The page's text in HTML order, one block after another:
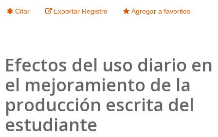
Citar Exportar Registro Agregar a favoritos
Efectos del uso diario en
el mejoramiento de la
producción escrita del
estudiante